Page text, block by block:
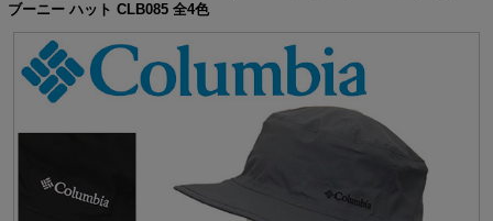
ブーニー ハット CLB085 全4色